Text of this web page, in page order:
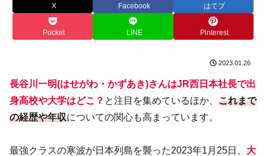
X Facebook はてブ
Pocket LINE Pinterest
2023.01.26
長谷川一明(はせがわ・かずあき)さんはJR西日本社長で出
身高校や大学はどこ？ と注目を集めているほか、 これまで
の経歴や年収についての関心も高まっています。
最強クラスの寒波が日本列島を襲った2023年1月25日、 大